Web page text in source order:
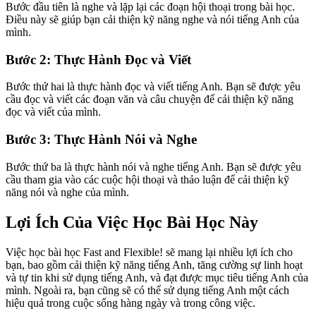
Bước đầu tiên là nghe và lặp lại các đoạn hội thoại trong bài học.
Điều này sẽ giúp bạn cải thiện kỹ năng nghe và nói tiếng Anh của
mình.
Bước 2: Thực Hành Đọc và Viết
Bước thứ hai là thực hành đọc và viết tiếng Anh. Bạn sẽ được yêu
cầu đọc và viết các đoạn văn và câu chuyện để cải thiện kỹ năng
đọc và viết của mình.
Bước 3: Thực Hành Nói và Nghe
Bước thứ ba là thực hành nói và nghe tiếng Anh. Bạn sẽ được yêu
cầu tham gia vào các cuộc hội thoại và thảo luận để cải thiện kỹ
năng nói và nghe của mình.
Lợi Ích Của Việc Học Bài Học Này
Việc học bài học Fast and Flexible! sẽ mang lại nhiều lợi ích cho
bạn, bao gồm cải thiện kỹ năng tiếng Anh, tăng cường sự linh hoạt
và tự tin khi sử dụng tiếng Anh, và đạt được mục tiêu tiếng Anh của
mình. Ngoài ra, bạn cũng sẽ có thể sử dụng tiếng Anh một cách
hiệu quả trong cuộc sống hàng ngày và trong công việc.